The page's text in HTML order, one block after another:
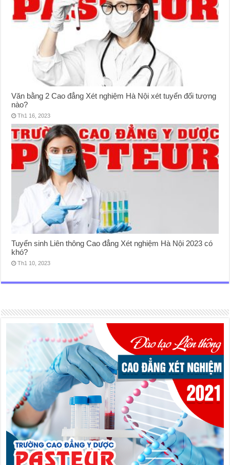
Văn bằng 2 Cao đẳng Xét nghiệm Hà Nội xét tuyển đối tượng
nào?
Th1 16, 2023
Tuyển sinh Liên thông Cao đẳng Xét nghiệm Hà Nội 2023 có
khó?
Th1 10, 2023